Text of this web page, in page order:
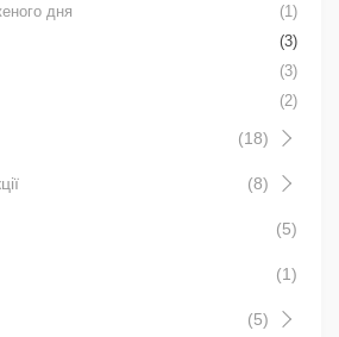
дня
(1)
(3)
(3)
(2)
(18)
(8)
(5)
(1)
(5)